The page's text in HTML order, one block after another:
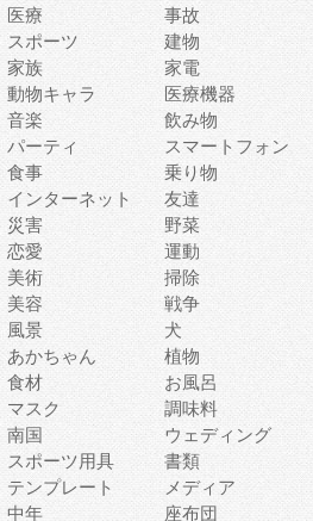
医療 事故
スポーツ 建物
家族 家電
動物キャラ 医療機器
音楽 飲み物
パーティ スマートフォン
食事 乗り物
インターネット 友達
災害 野菜
恋愛 運動
美術 掃除
美容 戦争
風景 犬
あかちゃん 植物
食材 お風呂
マスク 調味料
南国 ウェディング
スポーツ用具 書類
テンプレート メディア
中年 座布団